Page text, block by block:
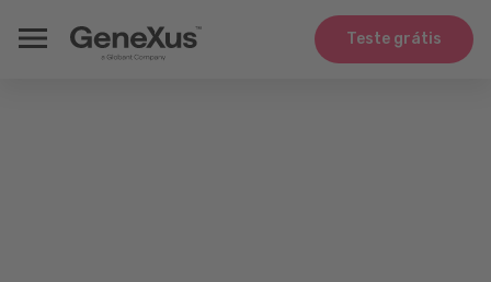
Teste grátis